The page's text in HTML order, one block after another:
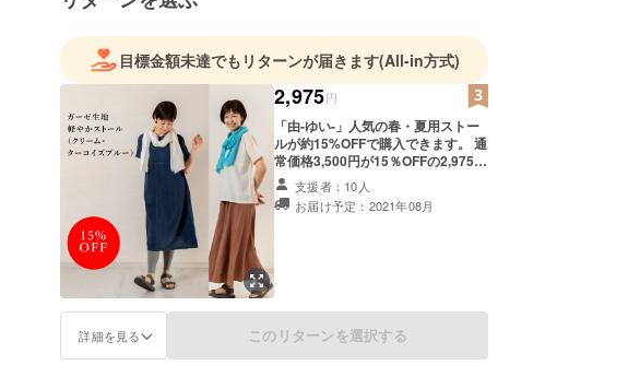
純国産の素材を使い、一つ一つ丁寧に手作りしておりとても
肌触りのよい、着心地のよい服を目指してます。
また、お肌に優しい製品となっておりますので、お肌の弱い
方・敏感肌の方にもおすすめできます。
目標金額未達でもリターンが届きます(All-in方式)
2,975円
「由-ゆい-」人気の春・夏用ストー
ルが約15%OFFで購入できます。 通
常価格3,500円が15％OFFの2,975円
に！ ※値引き額：525円 ※税込・送
料込みの価格となっております。
ガーゼ生地を使った春・夏用ストー
ターコイズブルーの2色サイズ サイ
ズ：55cm✕180cm
支援者：10人
お届け予定：2021年08月
詳細を見る このリターンを選択する